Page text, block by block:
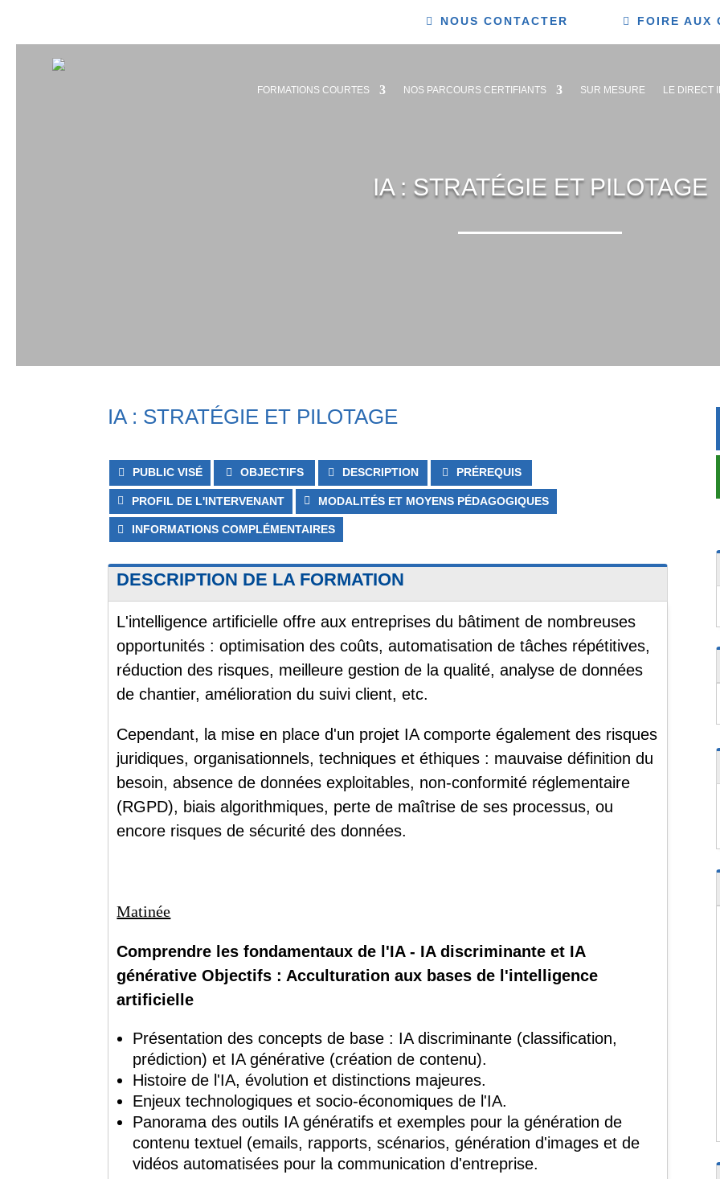
FORMATIONS COURTES NOS PARCOURS CERTIFIANTS SUR MESURE LE DIRECT
IA : STRATÉGIE ET PILOTAGE
NOUS CONTACTER FOIRE AUX
IA : STRATÉGIE ET PILOTAGE
PUBLIC VISÉ OBJECTIFS DESCRIPTION PRÉREQUIS
PROFIL DE L'INTERVENANT MODALITÉS ET MOYENS PÉDAGOGIQUES
INFORMATIONS COMPLÉMENTAIRES
DESCRIPTION DE LA FORMATION
L'intelligence artificielle offre aux entreprises du bâtiment de nombreuses
opportunités : optimisation des coûts, automatisation de tâches répétitives,
réduction des risques, meilleure gestion de la qualité, analyse de données
de chantier, amélioration du suivi client, etc.
Cependant, la mise en place d'un projet IA comporte également des risques
juridiques, organisationnels, techniques et éthiques : mauvaise définition du
besoin, absence de données exploitables, non-conformité réglementaire
(RGPD), biais algorithmiques, perte de maîtrise de ses processus, ou
encore risques de sécurité des données.
Matinée
Comprendre les fondamentaux de l'IA - IA discriminante et IA
générative Objectifs : Acculturation aux bases de l'intelligence
artificielle
Présentation des concepts de base : IA discriminante (classification,
prédiction) et IA générative (création de contenu).
Histoire de l'IA, évolution et distinctions majeures.
Enjeux technologiques et socio-économiques de l'IA.
Panorama des outils IA génératifs et exemples pour la génération de
contenu textuel (emails, rapports, scénarios, génération d'images et de
vidéos automatisées pour la communication d'entreprise.